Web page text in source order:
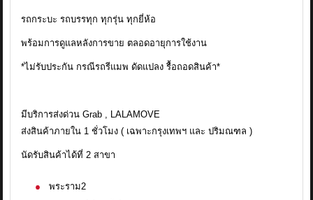
รถกระบะ รถบรรทุก ทุกรุ่น ทุกยี่ห้อ
พร้อมการดูแลหลังการขาย ตลอดอายุการใช้งาน
*ไม่รับประกัน กรณีรถรีแมพ ดัดแปลง รื้อถอดสินค้า*
มีบริการส่งด่วน Grab , LALAMOVE
ส่งสินค้าภายใน 1 ชั่วโมง ( เฉพาะกรุงเทพฯ และ ปริมณฑล )
นัดรับสินค้าได้ที่ 2 สาขา
พระราม2